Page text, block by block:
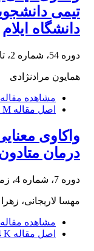
تیمی
دانشگاه ایلام
دوره 54، شماره 2، تابستان 1402، صفحه
همایون مرادنژادی
مشاهده مقاله
اصل مقاله M
واکاوی
درمان
دوره 7، شماره 4، زمستان 1397، صفحه
مهسا لاریجانی،
مشاهده مقاله
اصل مقاله K